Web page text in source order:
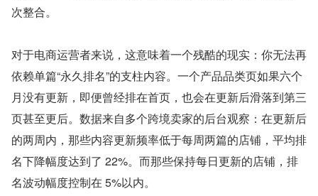
次整合。
对于电商运营者来说，这意味着一个残酷的现实：你无法再
依赖单篇“永久排名”的支柱内容。一个产品品类页如果六个
月没有更新，即便曾经排在首页，也会在更新后滑落到第三
页甚至更后。数据来自多个跨境卖家的后台观察：在更新后
的两周内，那些内容更新频率低于每周两篇的店铺，平均排
名下降幅度达到了 22%。而那些保持每日更新的店铺，排
名波动幅度控制在 5%以内。